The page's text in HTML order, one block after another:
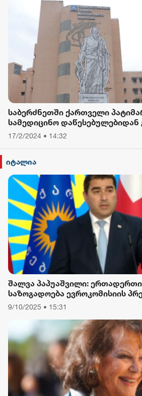
საბერძნეთში ქართველი
სამედიცინო დაწესებულებიდან
17/2/2024 • 14:32
იტალია
შალვა პაპუაშვილი:
საზოგადოება ევროკომისიის
მოელის, არის ბოდიში
9/10/2025 • 15:31